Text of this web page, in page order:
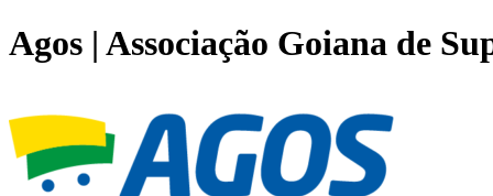
Agos | Associação Goiana de